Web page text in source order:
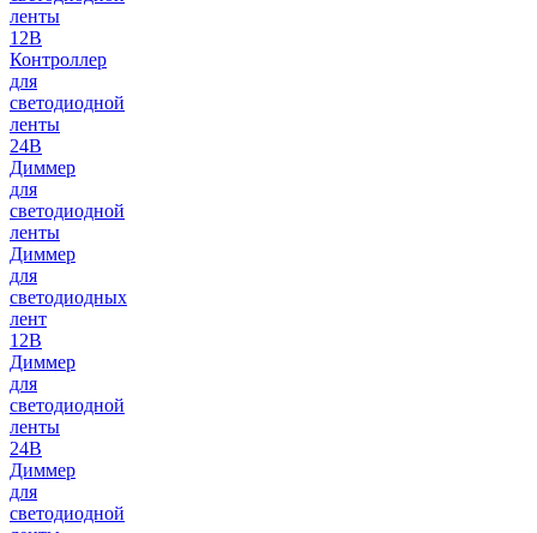
ленты
12В
Контроллер
для
светодиодной
ленты
24В
Диммер
для
светодиодной
ленты
Диммер
для
светодиодных
лент
12В
Диммер
для
светодиодной
ленты
24В
Диммер
для
светодиодной